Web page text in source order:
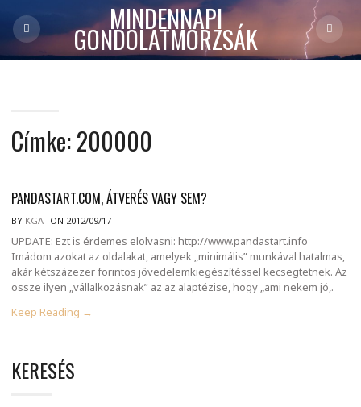
MINDENNAPI
GONDOLATMORZSÁK
Címke:200000
PANDASTART.COM, ÁTVERÉS VAGY SEM?
BY KGA ON 2012/09/17
UPDATE: Ezt is érdemes elolvasni: http://www.pandastart.info
Imádom azokat az oldalakat, amelyek „minimális” munkával hatalmas,
akár kétszázezer forintos jövedelemkiegészítéssel kecsegtetnek. Az
össze ilyen „vállalkozásnak” az az alaptézise, hogy „ami nekem jó,.
Keep Reading →
KERESÉS